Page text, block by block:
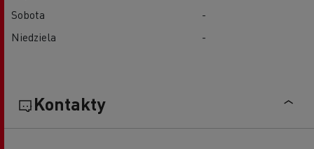
Sobota
-
Niedziela
-
Kontakty